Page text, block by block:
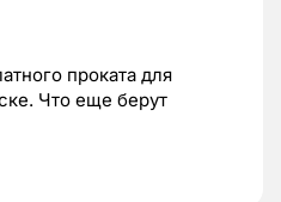
проката для
Что еще берут